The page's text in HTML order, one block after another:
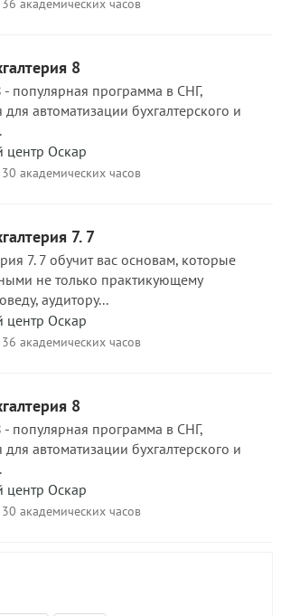
36 академических часов
8
- популярная программа в СНГ,
автоматизации бухгалтерского и
центр Оскар
30 академических часов
7. 7
7. 7 обучит вас основам, которые
не только практикующему
аудитору...
центр Оскар
36 академических часов
8
- популярная программа в СНГ,
автоматизации бухгалтерского и
центр Оскар
30 академических часов